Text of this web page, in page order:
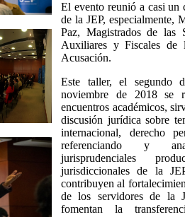
El evento reunió a casi un
de la JEP, especialmente,
Paz, Magistrados de las
Auxiliares y Fiscales de
Acusación.
Este taller, el segundo
noviembre de 2018 se
encuentros académicos,
discusión jurídica sobre
internacional, derecho
referenciando y
jurisprudenciales
jurisdiccionales de la
contribuyen al
de los servidores de la
fomentan la